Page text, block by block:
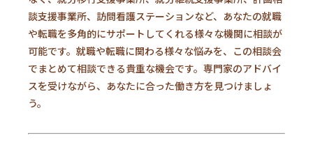
談支援事業所、訪問看護ステーションなど、あなたの就職
や転職を多角的にサポートしてくれる様々な機関に相談が
可能です。就職や転職に関わる様々な悩みを、この相談会
でまとめて相談できる貴重な機会です。専門家のアドバイ
スを受けながら、あなたに合った働き方を見つけましょ
う。